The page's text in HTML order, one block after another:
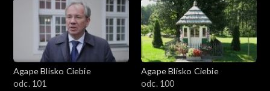
Agape Blisko Ciebie
odc. 101
Agape Blisko Ciebie
odc. 100